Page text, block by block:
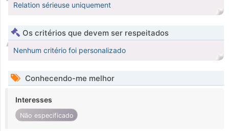
Relation sérieuse uniquement
Os critérios que devem ser respeitados
Nenhum critério foi personalizado
Conhecendo-me melhor
Interesses
Não especificado